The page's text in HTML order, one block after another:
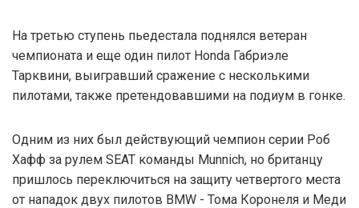
На третью ступень пьедестала поднялся ветеран
чемпионата и еще один пилот Honda Габриэле
Тарквини, выигравший сражение с несколькими
пилотами, также претендовавшими на подиум в гонке.
Одним из них был действующий чемпион серии Роб
Хафф за рулем SEAT команды Munnich, но британцу
пришлось переключиться на защиту четвертого места
от нападок двух пилотов BMW - Тома Коронеля и Меди